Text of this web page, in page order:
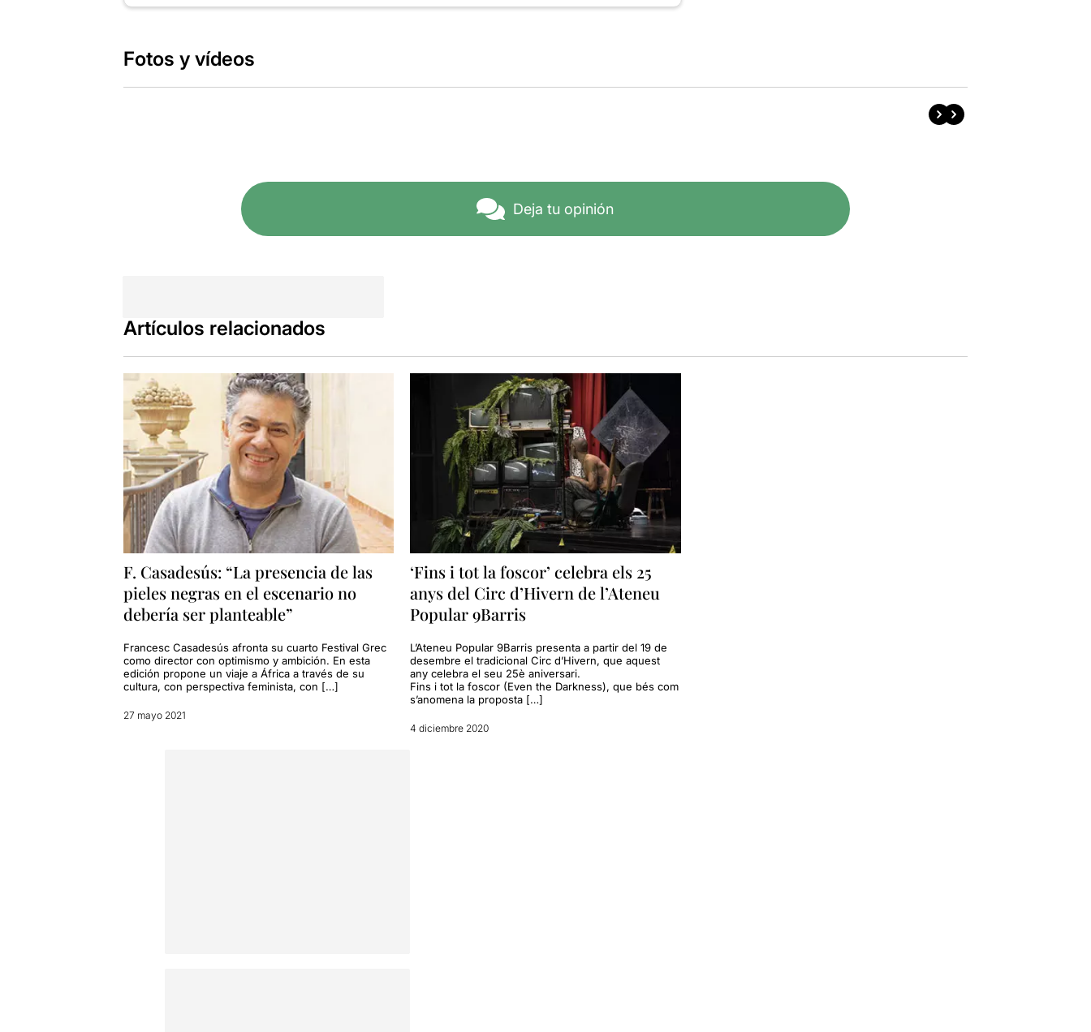
Fotos y vídeos
Deja tu opinión
Artículos relacionados
F. Casadesús: “La presencia de las
pieles negras en el escenario no
debería ser planteable”
Francesc Casadesús afronta su cuarto Festival Grec
como director con optimismo y ambición. En esta
edición propone un viaje a África a través de su
cultura, con perspectiva feminista, con […]
27 mayo 2021
‘Fins i tot la foscor’ celebra els 25
anys del Circ d’Hivern de l’Ateneu
Popular 9Barris
L’Ateneu Popular 9Barris presenta a partir del 19 de
desembre el tradicional Circ d’Hivern, que aquest
any celebra el seu 25è aniversari.
Fins i tot la foscor (Even the Darkness), que bés com
s’anomena la proposta […]
4 diciembre 2020